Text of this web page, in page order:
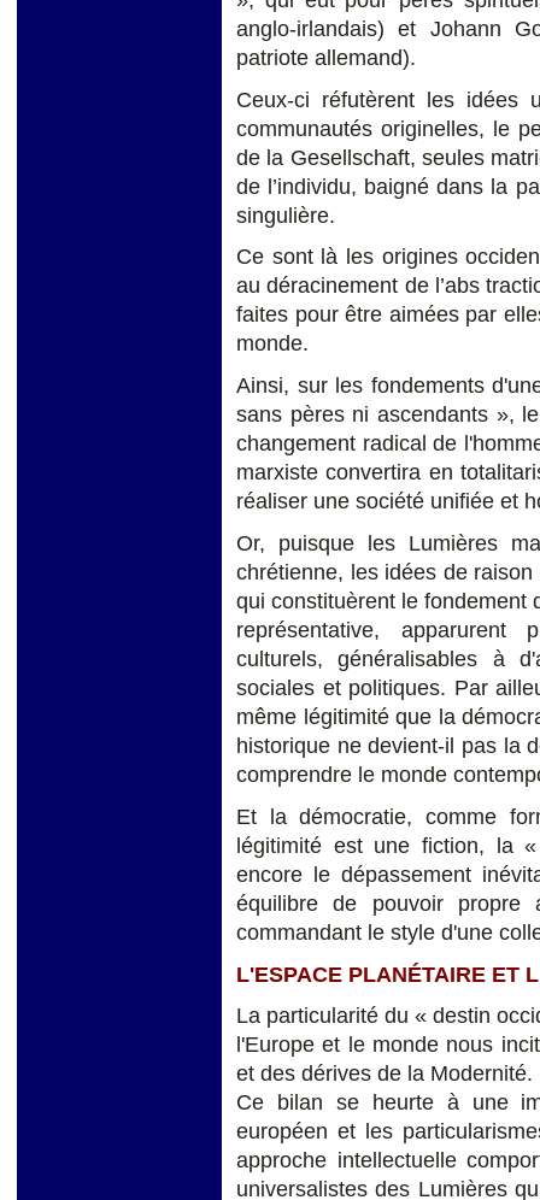
anglo-irlandais) et Johann
patriote allemand).
Ceux-ci réfutèrent les idées
communautés originelles, le
de la Gesellschaft, seules
de l’individu, baigné dans la
singulière.
Ce sont là les origines
au déracinement de l’abs
faites pour être aimées par
monde.
Ainsi, sur les fondements
sans pères ni ascendants »,
changement radical de
marxiste convertira en
réaliser une société unifiée et
Or, puisque les Lumières
chrétienne, les idées de
qui constituèrent le fondement
représentative, apparurent
culturels, généralisables à
sociales et politiques. Par
même légitimité que la
historique ne devient-il pas la
comprendre le monde
Et la démocratie, comme
légitimité est une fiction, la
encore le dépassement
équilibre de pouvoir propre
commandant le style d'une
L'ESPACE PLANÉTAIRE ET
La particularité du « destin
l'Europe et le monde nous
et des dérives de la Modernité.
Ce bilan se heurte à une
européen et les
approche intellectuelle
universalistes des Lumières